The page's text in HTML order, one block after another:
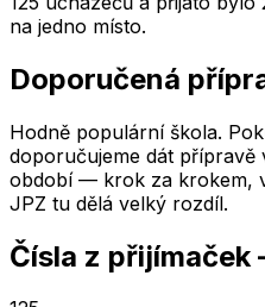
na jedno místo.
Doporučená
Hodně populární škola.
doporučujeme dát přípravě
období — krok za krokem,
JPZ tu dělá velký rozdíl.
Čísla z